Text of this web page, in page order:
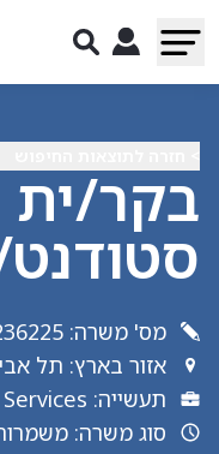
מס' משרה:
אזור בארץ: תל
תעשייה:
סוג משרה: